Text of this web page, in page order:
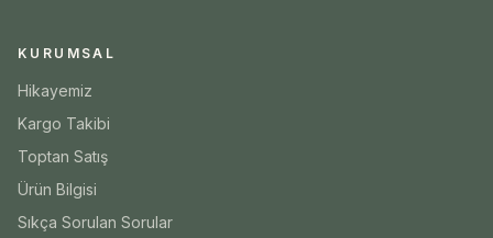
KURUMSAL
Hikayemiz
Kargo Takibi
Toptan Satış
Ürün Bilgisi
Sıkça Sorulan Sorular